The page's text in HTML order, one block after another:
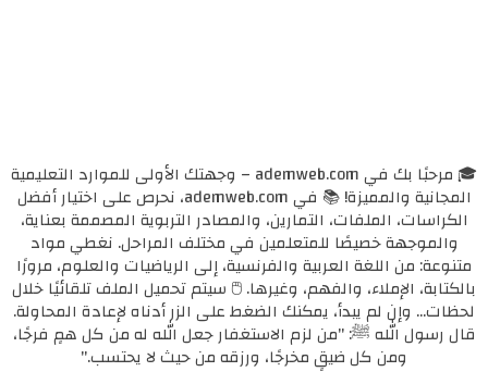
🎓 مرحبًا بك في ademweb.com – وجهتك الأولى للموارد التعليمية
المجانية والمميزة! 📚 في ademweb.com، نحرص على اختيار أفضل
الكراسات، الملفات، التمارين، والمصادر التربوية المصممة بعناية،
والموجهة خصيصًا للمتعلمين في مختلف المراحل. نغطي مواد
متنوعة: من اللغة العربية والفرنسية، إلى الرياضيات والعلوم، مرورًا
بالكتابة، الإملاء، والفهم، وغيرها. 🖱️ سيتم تحميل الملف تلقائيًا خلال
لحظات... وإن لم يبدأ، يمكنك الضغط على الزر أدناه لإعادة المحاولة.
قال رسول الله ﷺ: "من لزم الاستغفار جعل الله له من كل همٍ فرجًا،
ومن كل ضيقٍ مخرجًا، ورزقه من حيث لا يحتسب."